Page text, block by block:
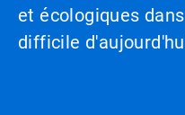
et écologiques
difficile